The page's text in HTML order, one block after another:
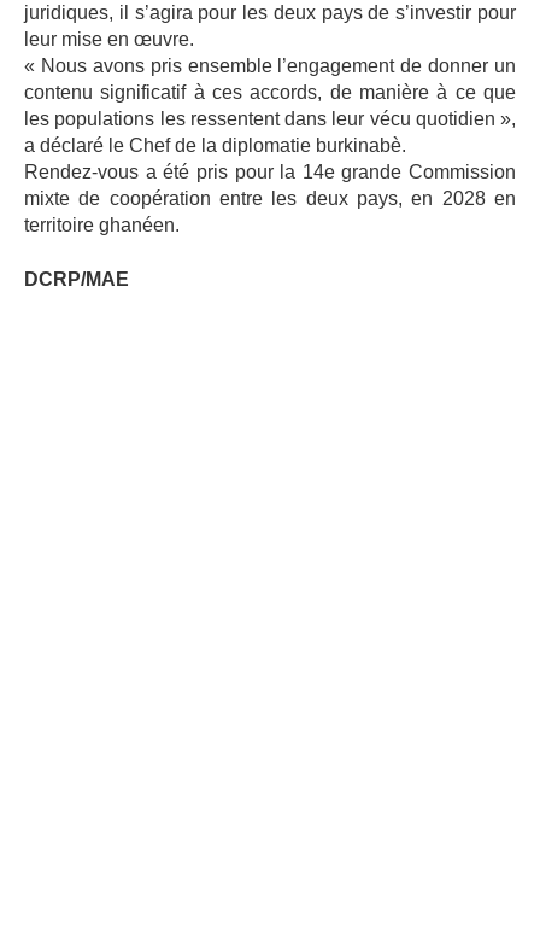
juridiques, il s’agira pour les deux pays de s’investir pour
leur mise en œuvre.
« Nous avons pris ensemble l’engagement de donner un
contenu significatif à ces accords, de manière à ce que
les populations les ressentent dans leur vécu quotidien »,
a déclaré le Chef de la diplomatie burkinabè.
Rendez-vous a été pris pour la 14e grande Commission
mixte de coopération entre les deux pays, en 2028 en
territoire ghanéen.
DCRP/MAE